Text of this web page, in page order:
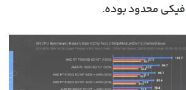
محدود بوده.